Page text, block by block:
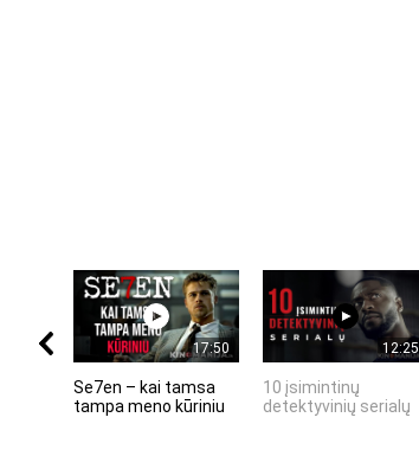
17:50
Se7en – kai tamsa
tampa meno kūriniu
12:25
10 įsimintinų
detektyvinių serialų